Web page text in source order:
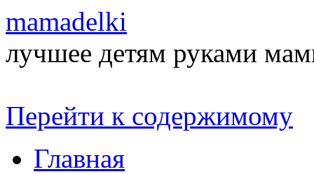
mamadelki
лучшее детям руками
Перейти к содержимому
Главная